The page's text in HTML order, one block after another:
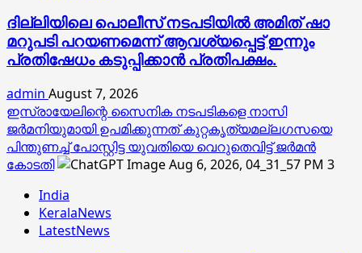
ദില്ലിയിലെ പൊലീസ് നടപടിയിൽ അമിത് ഷാ
മറുപടി പറയണമെന്ന് ആവശ്യപ്പെട്ട് ഇന്നും
പ്രതിഷേധം കടുപ്പിക്കാൻ പ്രതിപക്ഷം.
admin August 7, 2026
ഇസ്രായേലിന്റെ സൈനിക നടപടികളെ നാസി
ജര്‍മനിയുമായി ഉപമിക്കുന്നത് കുറ്റകൃത്യമല്ലഗസയെ
പിന്തുണച്ച് പോസ്റ്റിട്ട യുവതിയെ വെറുതെവിട്ട് ജര്‍മന്‍
കോടതി
3
India
KeralaNews
LatestNews